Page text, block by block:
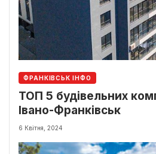
ФРАНКІВСЬК ІНФО
ТОП 5 будівельних
Івано-Франківськ
6 Квітня, 2024